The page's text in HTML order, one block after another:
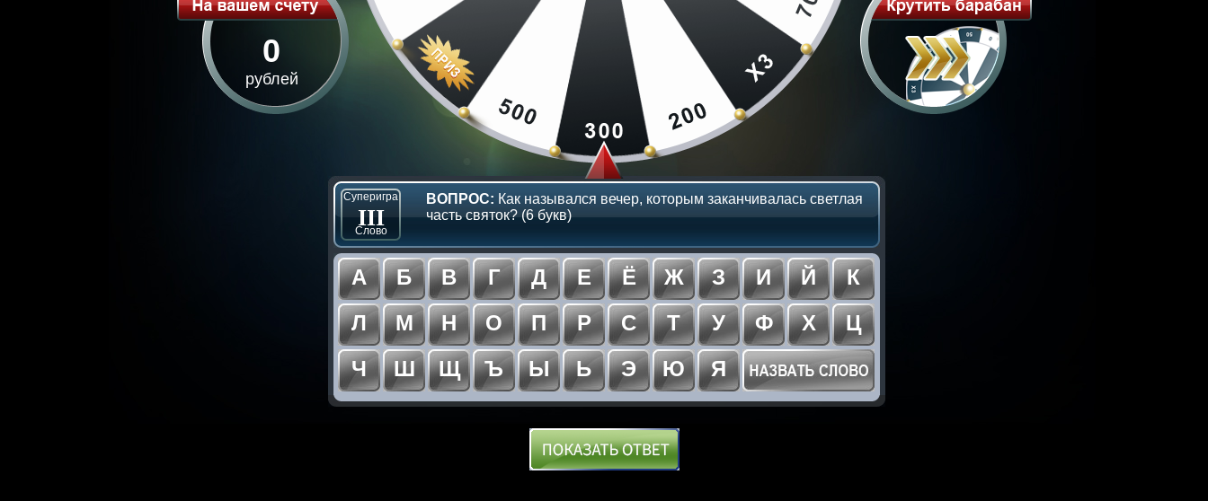
0
рублей
Суперигра
III
Слово
ВОПРОС: Как назывался вечер, которым заканчивалась светлая
часть святок? (6 букв)
А Б В Г Д Е Ё Ж З И Й
К
Л
М Н О П Р С Т У Ф Х
Ц
Ч
Ш Щ Ъ Ы Ь Э Ю Я